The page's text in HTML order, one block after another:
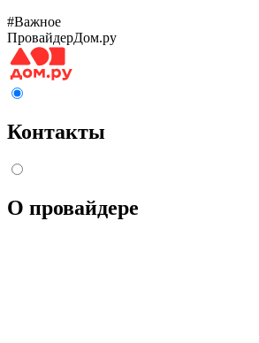
#Важное
ПровайдерДом.ру
Контакты
О провайдере